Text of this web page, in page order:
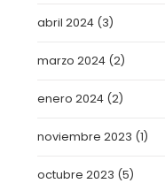
abril 2024 (3)
marzo 2024 (2)
enero 2024 (2)
noviembre 2023 (1)
octubre 2023 (5)